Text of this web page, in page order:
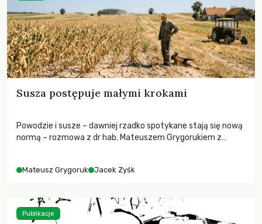
Susza postępuje małymi krokami
Powodzie i susze – dawniej rzadko spotykane stają się nową
normą – rozmowa z dr hab. Mateuszem Grygorukiem z
Mateusz Grygoruk Jacek Zyśk
Publikacje